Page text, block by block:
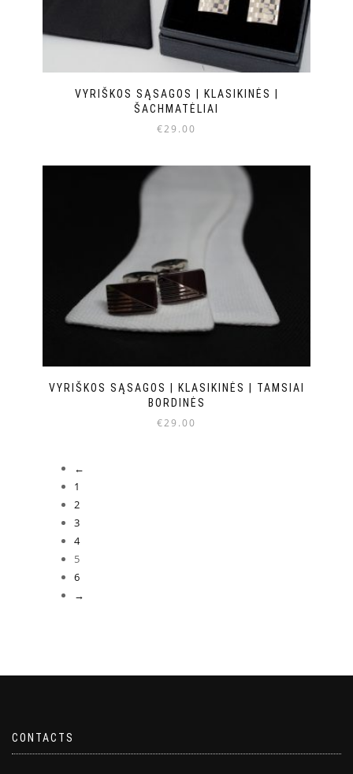
VYRIŠKOS SĄSAGOS | KLASIKINĖS |
ŠACHMATĖLIAI
€29.00
VYRIŠKOS SĄSAGOS | KLASIKINĖS | TAMSIAI
BORDINĖS
€29.00
←
1
2
3
4
5
6
→
CONTACTS